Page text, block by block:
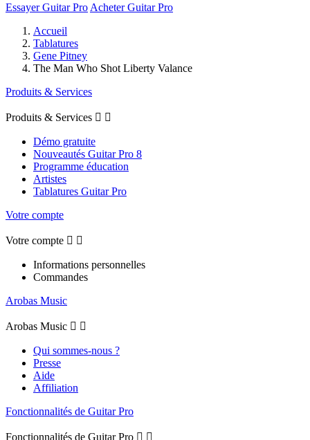
Essayer Guitar Pro Acheter Guitar Pro
Accueil
Tablatures
Gene Pitney
The Man Who Shot Liberty Valance
Produits & Services
Produits & Services  
Démo gratuite
Nouveautés Guitar Pro 8
Programme éducation
Artistes
Tablatures Guitar Pro
Votre compte
Votre compte  
Informations personnelles
Commandes
Arobas Music
Arobas Music  
Qui sommes-nous ?
Presse
Aide
Affiliation
Fonctionnalités de Guitar Pro
Fonctionnalités de Guitar Pro  